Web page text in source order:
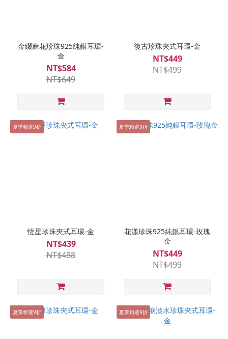
金綴麻花珍珠925純銀耳環-
金
NT$584
NT$649
復古珍珠夾式耳環-金
NT$449
NT$499
夏季精選9折
恆星珍珠夾式耳環-金
NT$439
NT$488
夏季精選9折
花漾珍珠925純銀耳環-玫瑰
金
NT$449
NT$499
夏季精選9折 夏季精選9折